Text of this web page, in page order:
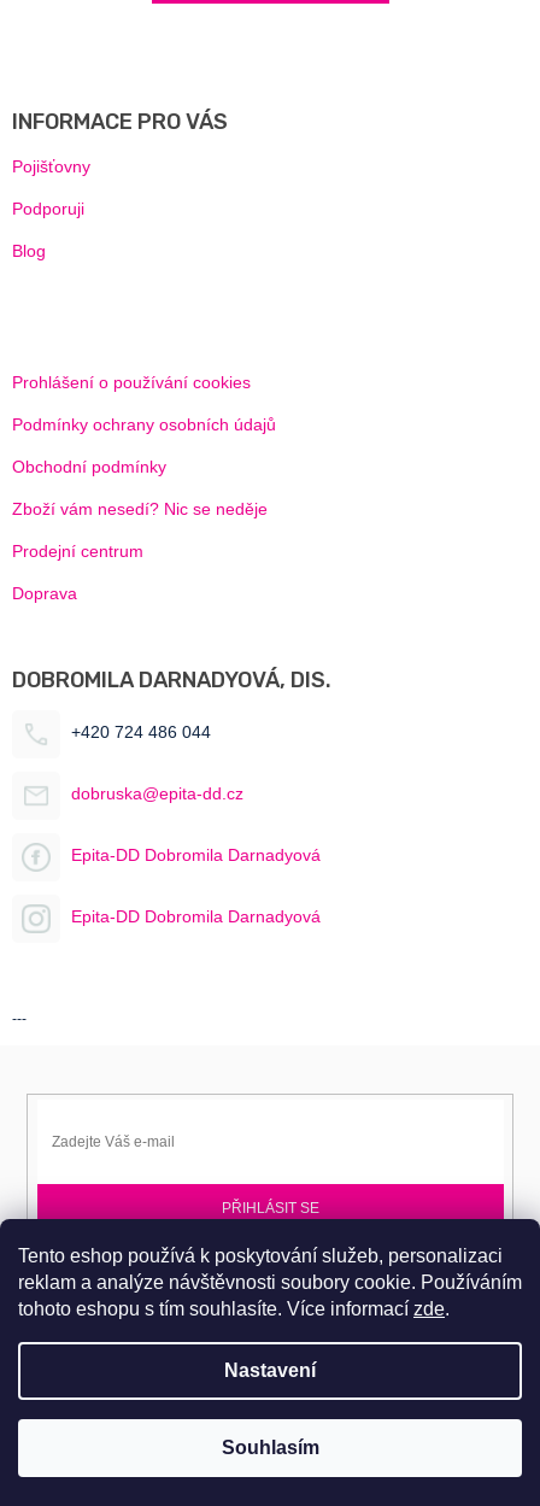
Tento eshop používá k poskytování služeb, personalizaci
reklam a analýze návštěvnosti soubory cookie. Používáním
tohoto eshopu s tím souhlasíte. Více informací zde.
Nastavení
Souhlasím
Pro návštěvu do prodejního centra je nutné se objednat. Tel.: 724
INFORMACE PRO VÁS
Pojišťovny
Podporuji
Blog
Prohlášení o používání cookies
Podmínky ochrany osobních údajů
Obchodní podmínky
Zboží vám nesedí? Nic se neděje
Prodejní centrum
Doprava
DOBROMILA DARNADYOVÁ, DIS.
+420 724 486 044
dobruska@epita-dd.cz
Epita-DD Dobromila Darnadyová
Epita-DD Dobromila Darnadyová
---
PŘIHLÁSIT SE
Přihlaste se k EPITA-DD a získávejte novinky jako první.